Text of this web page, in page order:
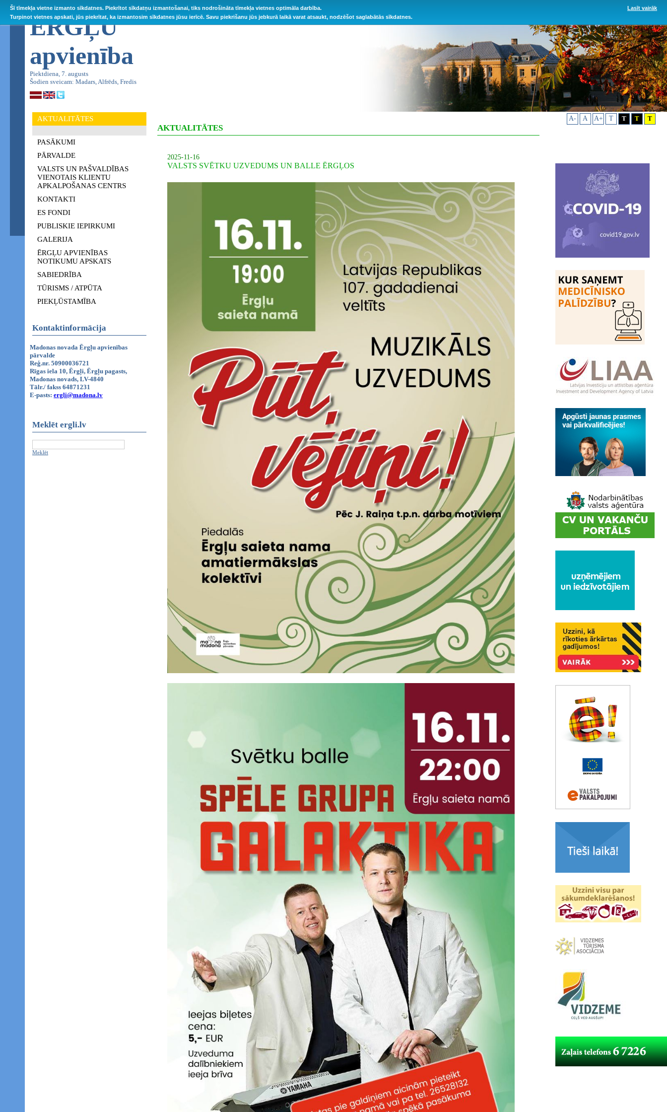
Šī tīmekļa vietne izmanto sīkdatnes. Piekrītot sīkdatņu izmantošanai, tiks nodrošināta tīmekļa vietnes optimāla darbība.
Turpinot vietnes apskati, jūs piekrītat, ka izmantosim sīkdatnes jūsu ierīcē. Savu piekrišanu jūs jebkurā laikā varat atsaukt, nodzēšot saglabātās sīkdatnes.
Lasīt vairāk
ĒRGĻU
apvienība
Piektdiena, 7. augusts
Šodien sveicam: Madars, Alfrēds, Fredis
AKTUALITĀTES
PASĀKUMI
PĀRVALDE
VALSTS UN PAŠVALDĪBAS
VIENOTAIS KLIENTU
APKALPOŠANAS CENTRS
KONTAKTI
ES FONDI
PUBLISKIE IEPIRKUMI
GALERIJA
ĒRGĻU APVIENĪBAS
NOTIKUMU APSKATS
SABIEDRĪBA
TŪRISMS / ATPŪTA
PIEKĻŪSTAMĪBA
Kontaktinformācija
Madonas novada Ērgļu apvienības
pārvalde
Reģ.nr. 50900036721
Rīgas iela 10, Ērgļi, Ērgļu pagasts,
Madonas novads, LV-4840
Tālr./ fakss 64871231
E-pasts: ergli@madona.lv
Meklēt ergli.lv
Meklēt
AKTUALITĀTES
2025-11-16
VALSTS SVĒTKU UZVEDUMS UN BALLE ĒRGĻOS
A- A A+ T T T T